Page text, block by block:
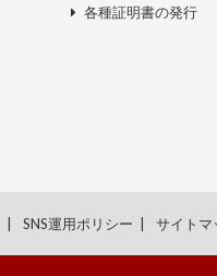
各種証明書の発行
SNS運用ポリシー サイトマ